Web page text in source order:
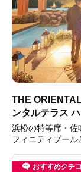
THE
ンタルテラス
浜松の特等席・佐
フィニティプー
おすすめクチ